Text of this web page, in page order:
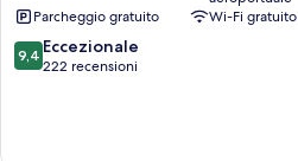
LipariParcheggio gratuito
Wi-Fi gratuito
9.4
su
9,4 Eccezionale
222 recensioni